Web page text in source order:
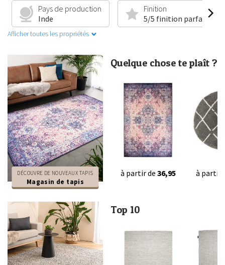
Pays de production
Inde
Finition
5/5 finition parfaite
Afficher toutes les propriétés
DÉCOUVRE DE NOUVEAUX TAPIS
Magasin de tapis
Quelque chose te plaît ?
à partir de 36,95 à partir
Top 10